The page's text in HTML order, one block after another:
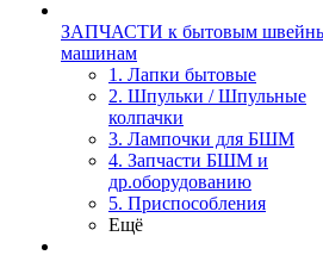
ЗАПЧАСТИ к бытовым
машинам
1. Лапки бытовые
2. Шпульки / Шпульные
колпачки
3. Лампочки для БШМ
4. Запчасти БШМ и
др.оборудованию
5. Приспособления
Ещё